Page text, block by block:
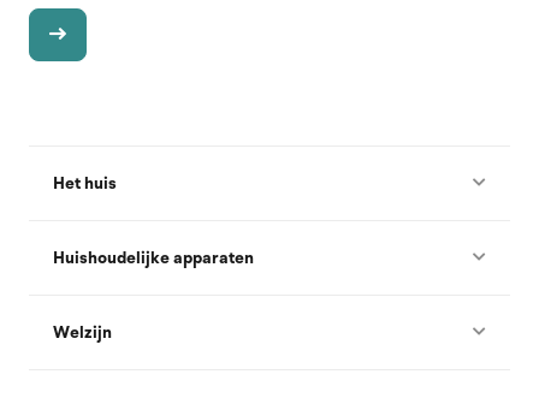
Het huis
Huishoudelijke apparaten
Welzijn